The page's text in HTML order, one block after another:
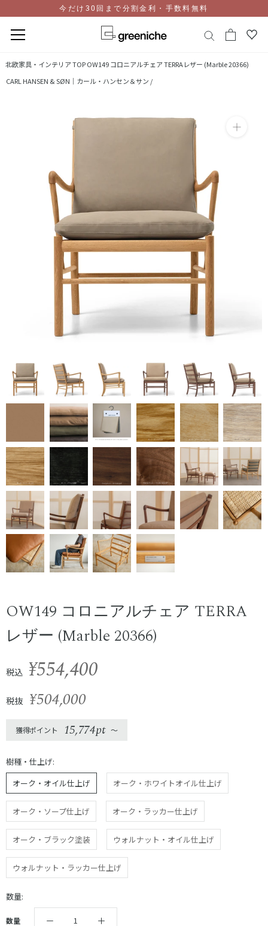
テ
今だけ30回まで分割金利・手数料無料
北欧家具・インテリア TOPOW149 コロニアルチェア TERRAレザー (Marble 20366)
CARL HANSEN & SØN｜カール・ハンセン＆サン /
OW149 コロニアルチェア TERRA
レザー (Marble 20366)
税込 ¥554,400
税抜 ¥504,000
獲得ポイント 15,774pt 〜
樹種・仕上げ:
オーク・オイル仕上げ
オーク・ホワイトオイル仕上げ
オーク・ソープ仕上げ オーク・ラッカー仕上げ
オーク・ブラック塗装 ウォルナット・オイル仕上げ
ウォルナット・ラッカー仕上げ
数量:
数量